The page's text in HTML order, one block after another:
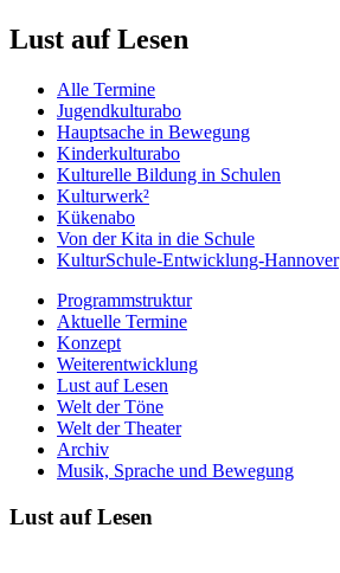
Lust auf Lesen
Alle Termine
Jugendkulturabo
Hauptsache in Bewegung
Kinderkulturabo
Kulturelle Bildung in Schulen
Kulturwerk²
Kükenabo
Von der Kita in die Schule
KulturSchule-Entwicklung-Hannover
Programmstruktur
Aktuelle Termine
Konzept
Weiterentwicklung
Lust auf Lesen
Welt der Töne
Welt der Theater
Archiv
Musik, Sprache und Bewegung
Lust auf Lesen